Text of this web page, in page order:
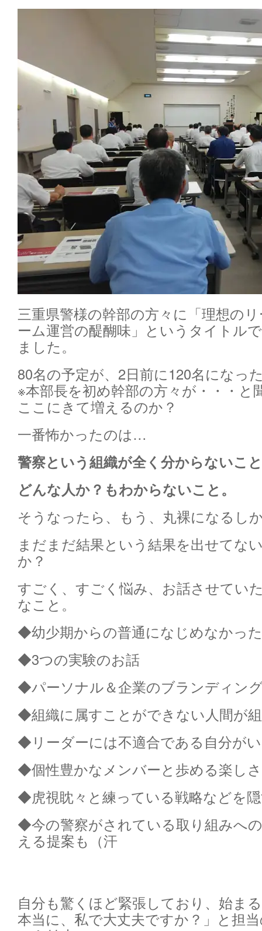
三重県警様の幹部の方々に「理想の
ーム運営の醍醐味」というタイトル
ました。
80名の予定が、2日前に120名になっ
※本部長を初め幹部の方々が・・・
ここにきて増えるのか？
一番怖かったのは…
警察という組織が全く分からないこ
どんな人か？もわからないこと。
そうなったら、もう、丸裸になるし
まだまだ結果という結果を出せてな
か？
すごく、すごく悩み、お話させてい
なこと。
◆幼少期からの普通になじめなかっ
◆3つの実験のお話
◆パーソナル＆企業のブランディン
◆組織に属すことができない人間が
◆リーダーには不適合である自分が
◆個性豊かなメンバーと歩める楽し
◆虎視眈々と練っている戦略などを
◆今の警察がされている取り組みへ
える提案も（汗
自分も驚くほど緊張しており、始ま
本当に、私で大丈夫ですか？」と担